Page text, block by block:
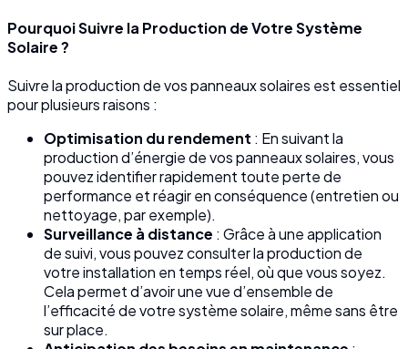
Pourquoi Suivre la Production de Votre Système
Solaire ?
Suivre la production de vos panneaux solaires est essentiel
pour plusieurs raisons :
Optimisation du rendement : En suivant la
production d’énergie de vos panneaux solaires, vous
pouvez identifier rapidement toute perte de
performance et réagir en conséquence (entretien ou
nettoyage, par exemple).
Surveillance à distance : Grâce à une application
de suivi, vous pouvez consulter la production de
votre installation en temps réel, où que vous soyez.
Cela permet d’avoir une vue d’ensemble de
l’efficacité de votre système solaire, même sans être
sur place.